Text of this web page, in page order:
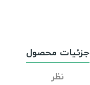
جزئیات محصول
نظر